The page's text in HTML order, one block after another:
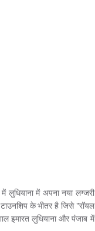
में अपना नया लग्जरी
के भीतर है जिसे "रॉयल
इमारत लुधियाना और पंजाब में